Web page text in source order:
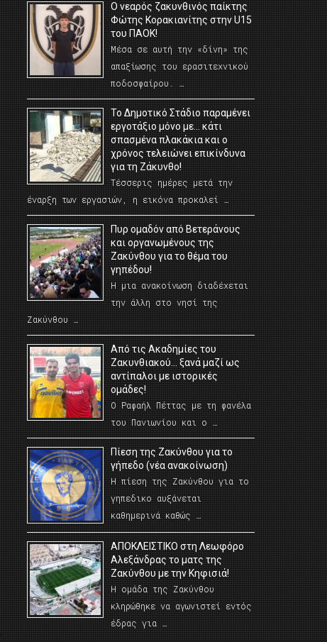
O νεαρός ζακυνθινός παίκτης
Φώτης Κορακιανίτης στην U15
του ΠΑΟΚ!
Μέσα σε αυτή την «δίνη» της
απαξίωσης του ερασιτεχνικού
ποδοσφαίρου. …
Το Δημοτικό Στάδιο παραμένει
εργοτάξιο μόνο με… κάτι
σπασμένα πλακάκια και ο
χρόνος τελειώνει επικίνδυνα
για τη Ζάκυνθο!
Τέσσερις ημέρες μετά την
έναρξη των εργασιών, η εικόνα προκαλεί …
Πυρ ομαδόν από Βετεράνους
και οργανωμένους της
Ζακύνθου για το θέμα του
γηπέδου!
Η μια ανακοίνωση διαδέχεται
την άλλη στο νησί της
Ζακύνθου …
Από τις Ακαδημίες του
Ζακυνθιακού… ξανά μαζί ως
αντίπαλοι με ιστορικές
ομάδες!
Ο Ραφαήλ Πέττας με τη φανέλα
του Πανιωνίου και ο …
Πίεση της Ζακύνθου για το
γήπεδο (νέα ανακοίνωση)
Η πίεση της Ζακύνθου για το
γηπεδικο αυξάνεται
καθημερινά καθώς …
AΠΟΚΛΕΙΣΤΙΚΟ στη Λεωφόρο
Αλεξάνδρας το ματς της
Ζακύνθου με την Κηφισιά!
Η ομάδα της Ζακύνθου
κληρώθηκε να αγωνιστεί εντός
έδρας για …